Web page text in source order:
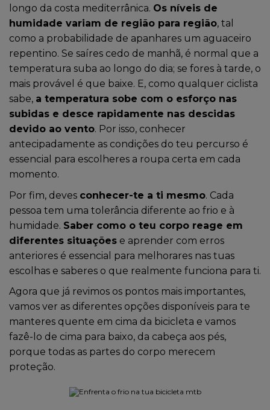
longo da costa mediterrânica. Os níveis de
humidade variam de região para região, tal
como a probabilidade de apanhares um aguaceiro
repentino. Se saíres cedo de manhã, é normal que a
temperatura suba ao longo do dia; se fores à tarde, o
mais provável é que baixe. E, como qualquer ciclista
sabe, a temperatura sobe com o esforço nas
subidas e desce rapidamente nas descidas
devido ao vento. Por isso, conhecer
antecipadamente as condições do teu percurso é
essencial para escolheres a roupa certa em cada
momento.
Por fim, deves conhecer-te a ti mesmo. Cada
pessoa tem uma tolerância diferente ao frio e à
humidade. Saber como o teu corpo reage em
diferentes situações e aprender com erros
anteriores é essencial para melhorares nas tuas
escolhas e saberes o que realmente funciona para ti.
Agora que já revimos os pontos mais importantes,
vamos ver as diferentes opções disponíveis para te
manteres quente em cima da bicicleta e vamos
fazê-lo de cima para baixo, da cabeça aos pés,
porque todas as partes do corpo merecem
proteção.